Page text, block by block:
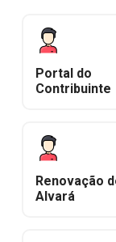
Portal do
Contribuinte
Renovação
Alvará